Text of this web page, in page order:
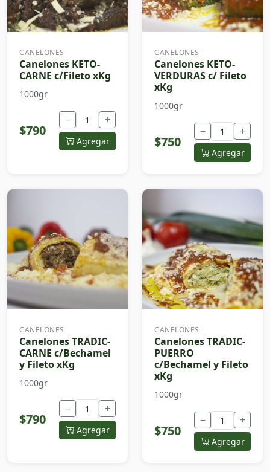
CANELONES
Canelones KETO-
CARNE c/Fileto xKg
1000gr
$790
− +
Agregar
CANELONES
Canelones KETO-
VERDURAS c/ Fileto
xKg
1000gr
$750
− +
Agregar
CANELONES
Canelones TRADIC-
CARNE c/Bechamel
y Fileto xKg
1000gr
$790
− +
Agregar
CANELONES
Canelones TRADIC-
PUERRO
c/Bechamel y Fileto
xKg
1000gr
$750
− +
Agregar